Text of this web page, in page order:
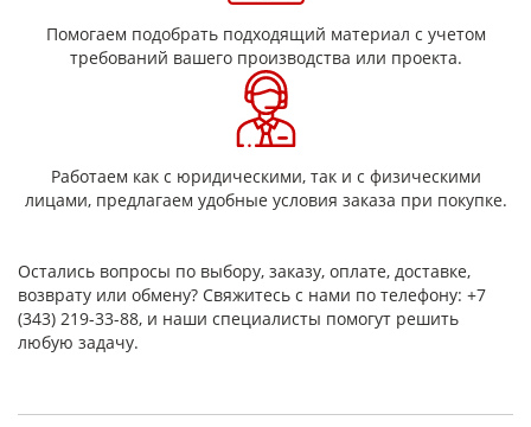
Помогаем подобрать подходящий материал с учетом
требований вашего производства или проекта.
Работаем как с юридическими, так и с физическими
лицами, предлагаем удобные условия заказа при покупке.
Остались вопросы по выбору, заказу, оплате, доставке,
возврату или обмену? Свяжитесь с нами по телефону: +7
(343) 219-33-88, и наши специалисты помогут решить
любую задачу.